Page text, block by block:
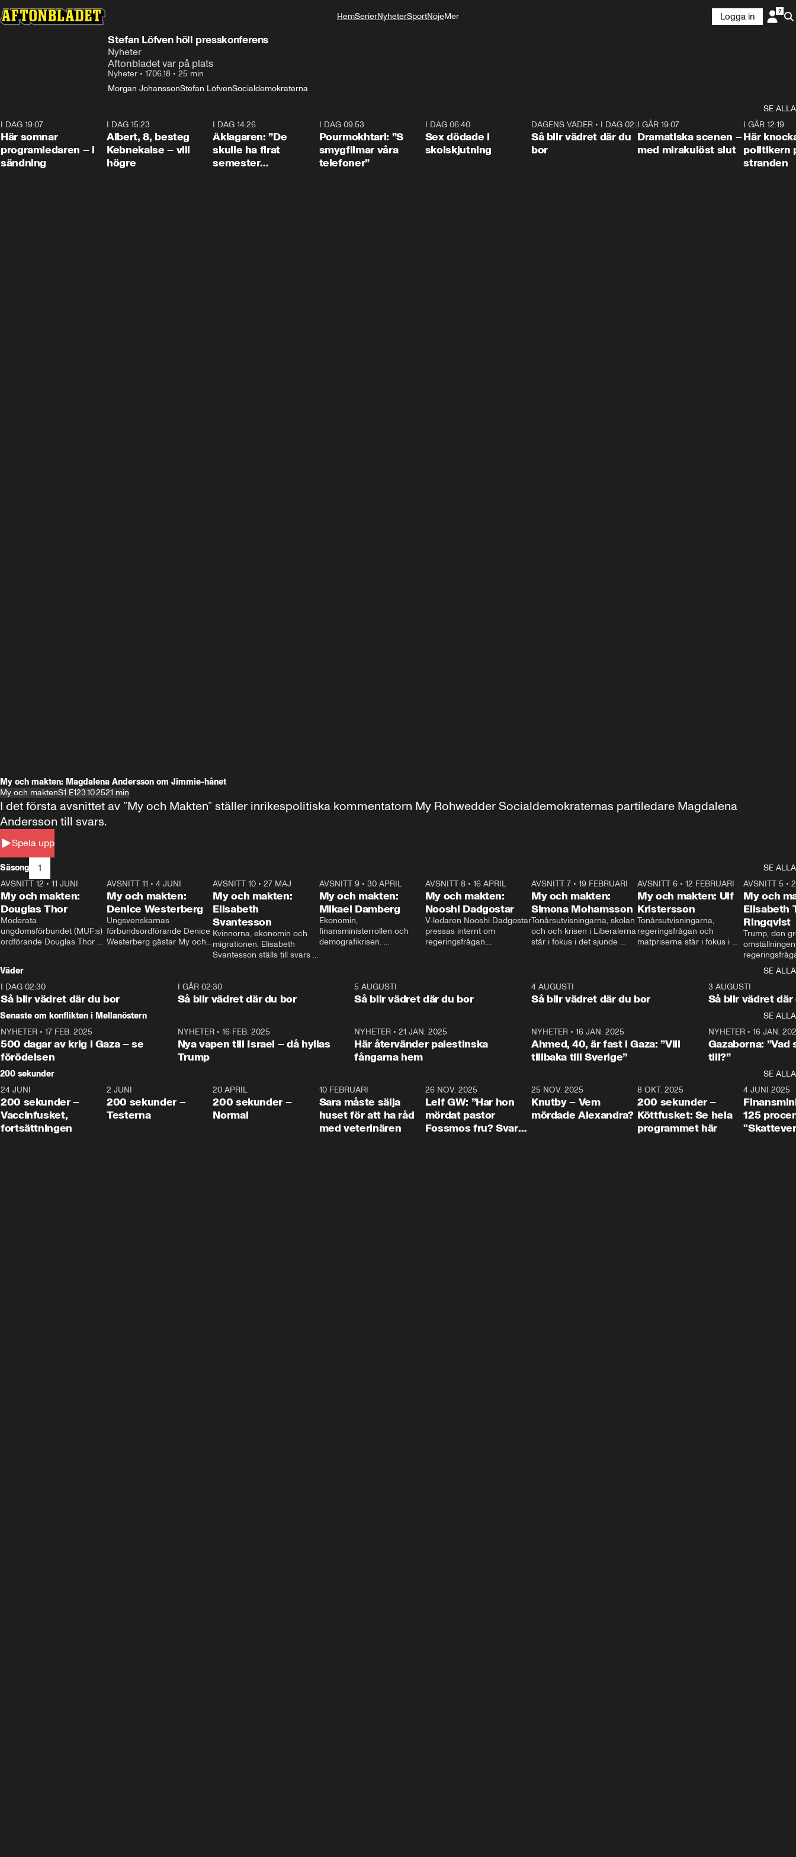
HemSerierNyheterSportNöjeMer
Logga in
Stefan Löfven höll presskonferens
Nyheter
Aftonbladet var på plats
Nyheter • 17.06.18 • 25 min
Morgan JohanssonStefan LöfvenSocialdemokraterna
SE ALLA
I DAG 19:07
Här somnar
programledaren – i
sändning
I DAG 15:23
Albert, 8, besteg
Kebnekaise – vill
högre
I DAG 14:26
Åklagaren: ”De
skulle ha firat
semester
I DAG 09:53
Pourmokhtari: ”S
smygfilmar våra
telefoner”
I DAG 06:40
Sex dödade i
skolskjutning
1:06
DAGENS VÄDER• I DAG 02:30
Så blir vädret där du
bor
I GÅR 19:07
Dramatiska scenen –
med mirakulöst slut
I GÅR 12:19
Här
politikern
stranden
My och makten: Magdalena Andersson om Jimmie-hånet
My och maktenS1 E123.10.2521 min
Spela upp
I det första avsnittet av ”My och Makten” ställer inrikespolitiska kommentatorn My Rohwedder Socialdemokraternas partiledare Magdalena
Andersson till svars.
Säsong 1
SE ALLA
26:27
AVSNITT 12 • 11 JUNI
My och makten:
Douglas Thor
Moderata
ungdomsförbundet (MUF:s)
ordförande Douglas Thor
tonårsutvisningarna och hur
Moderaterna ska locka
väljare till valet i höst.
23:40
AVSNITT 11 •4 JUNI
My och makten:
Denice Westerberg
Ungsvenskarnas
förbundsordförande Denice
Westerberg gästar My och
AVSNITT 10 •27 MAJ
My och makten:
Elisabeth
Svantesson
Kvinnorna, ekonomin och
migrationen. Elisabeth
Svantesson ställs till svars
AVSNITT 9• 30 APRIL
My och makten:
Mikael Damberg
Ekonomin,
finansministerrollen och
demografikrisen.
och Makten.
AVSNITT 8• 16 APRIL
My och makten:
Nooshi Dadgostar
V-ledaren Nooshi Dadgostar
pressas internt om
regeringsfrågan.
– Vi ställer upp i val. Ska vi
vara med så sitter vi förstås
24:30
AVSNITT 7• 19 FEBRUARI
My och makten:
Simona Mohamsson
Tonårsutvisningarna, skolan
och och krisen i Liberalerna
står i fokus i det sjunde
kommentator My
Rohwedder ställer
utbildnings- och
Mohamsson till svars.
27:30
AVSNITT 6 •12 FEBRUARI
My och makten: Ulf
Kristersson
Tonårsutvisningarna,
regeringsfrågan och
matpriserna står i fokus i
Rohwedder ställer
statsminister Ulf Kristersson
AVSNITT 5 •
My och
Elisabeth
Ringqvist
Trump, den
centrum i
avsnittet av
Makten”. Se
Aftonbladets
Rohwedder
Thand Ring
Väder
SE ALLA
I DAG 02:30
Så blir vädret där du bor
1:06
I GÅR 02:30
Så blir vädret där du bor
5 AUGUSTI
Så blir vädret där du bor
4 AUGUSTI
Så blir vädret där du bor
3 AUGUSTI
Så blir vädret där
Senaste om konflikten i Mellanöstern
SE ALLA
NYHETER • 17 FEB. 2025
500 dagar av krig i Gaza – se
förödelsen
NYHETER• 16 FEB. 2025
Nya vapen till Israel – då hyllas
Trump
NYHETER •21 JAN. 2025
Här återvänder palestinska
fångarna hem
NYHETER• 16 JAN. 2025
Ahmed, 40, är fast i Gaza: ”Vill
tillbaka till Sverige”
NYHETER• 16 JAN.
Gazaborna:
till?”
200 sekunder
SE ALLA
5:00
24 JUNI
200 sekunder –
Vaccinfusket,
fortsättningen
4:23
2 JUNI
200 sekunder –
Testerna
20 APRIL
200 sekunder –
Normal
10 FEBRUARI
Sara måste sälja
huset för att ha råd
med veterinären
26 NOV. 2025
Leif GW: ”Har hon
mördat pastor
Fossmos fru? Svar
31:05
25 NOV. 2025
Knutby – Vem
mördade Alexandra?
4:29
8 OKT. 2025
200 sekunder –
Köttfusket: Se hela
programmet här
4 JUNI 2025
125